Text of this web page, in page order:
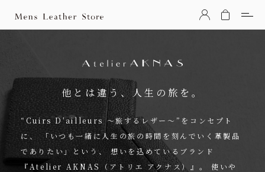
Mens Leather Store（メンズレザーストア）
他とは違う、人生の旅を。
“Cuirs D'ailleurs 〜旅するレザー〜”をコンセプト
に、「いつも一緒に人生の旅の時間を刻んでいく革製品
でありたい」という、想いを込めているブランド
『Atelier AKNAS（アトリエ アクナス）』。
使いや